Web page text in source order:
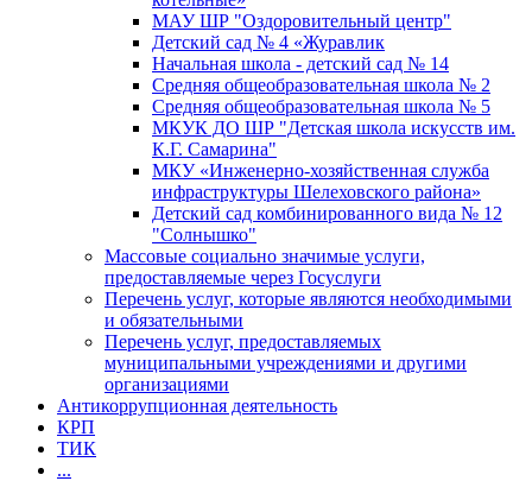
МАУ ШР "Оздоровительный центр"
Детский сад № 4 «Журавлик
Начальная школа - детский сад № 14
Средняя общеобразовательная школа № 2
Средняя общеобразовательная школа № 5
МКУК ДО ШР "Детская школа искусств им.
К.Г. Самарина"
МКУ «Инженерно-хозяйственная служба
инфраструктуры Шелеховского района»
Детский сад комбинированного вида № 12
"Солнышко"
Массовые социально значимые услуги,
предоставляемые через Госуслуги
Перечень услуг, которые являются необходимыми
и обязательными
Перечень услуг, предоставляемых
муниципальными учреждениями и другими
организациями
Антикоррупционная деятельность
КРП
ТИК
...